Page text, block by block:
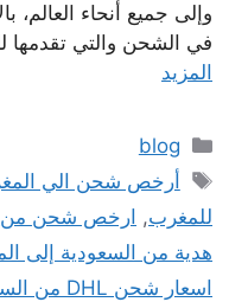
وإلى جميع أنحاء العالم،
في الشحن والتي تقدمها
المزيد
التصنيفات
blog
الوسوم
أرخص شحن الي
للمغرب, ارخص شحن من
هدية من السعودية إلى
اسعار شحن DHL من السعودية إلى المغرب